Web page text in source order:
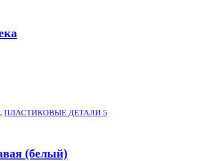
, ПЛАСТИКОВЫЕ ДЕТАЛИ 5
(белый)